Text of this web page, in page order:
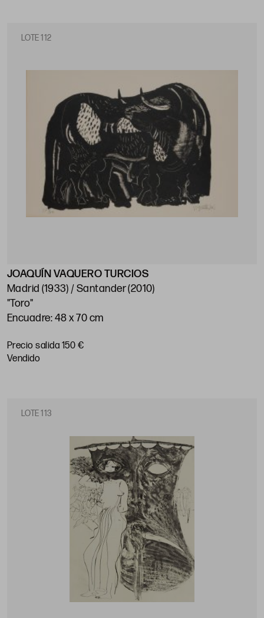
LOTE 112
JOAQUÍN VAQUERO TURCIOS
Madrid (1933) / Santander (2010)
"Toro"
Encuadre: 48 x 70 cm
Precio salida 150 €
vendido
LOTE 113